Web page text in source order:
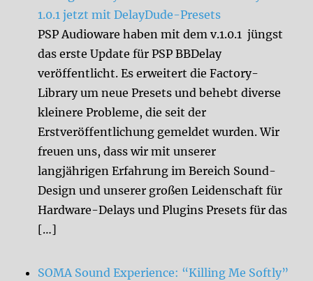
1.0.1 jetzt mit DelayDude-Presets
PSP Audioware haben mit dem v.1.0.1 jüngst
das erste Update für PSP BBDelay
veröffentlicht. Es erweitert die Factory-
Library um neue Presets und behebt diverse
kleinere Probleme, die seit der
Erstveröffentlichung gemeldet wurden. Wir
freuen uns, dass wir mit unserer
langjährigen Erfahrung im Bereich Sound-
Design und unserer großen Leidenschaft für
Hardware-Delays und Plugins Presets für das
[…]
SOMA Sound Experience: “Killing Me Softly”